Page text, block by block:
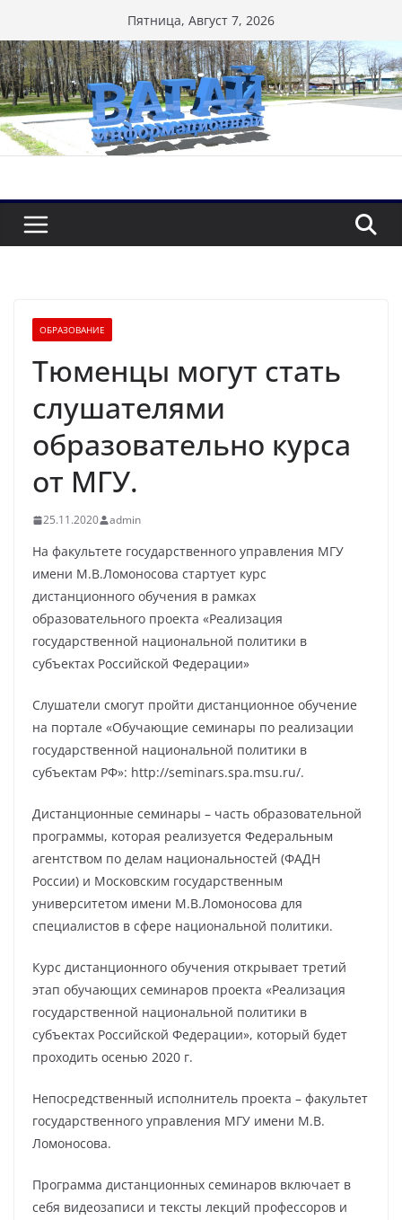
к
содержимому
Пятница, Август 7, 2026
ОБРАЗОВАНИЕ
Тюменцы могут стать
слушателями
образовательно курса
от МГУ.
25.11.2020 admin
На факультете государственного управления МГУ
имени М.В.Ломоносова стартует курс
дистанционного обучения в рамках
образовательного проекта «Реализация
государственной национальной политики в
субъектах Российской Федерации»
Слушатели смогут пройти дистанционное обучение
на портале «Обучающие семинары по реализации
государственной национальной политики в
субъектам РФ»: http://seminars.spa.msu.ru/.
Дистанционные семинары – часть образовательной
программы, которая реализуется Федеральным
агентством по делам национальностей (ФАДН
России) и Московским государственным
университетом имени М.В.Ломоносова для
специалистов в сфере национальной политики.
Курс дистанционного обучения открывает третий
этап обучающих семинаров проекта «Реализация
государственной национальной политики в
субъектах Российской Федерации», который будет
проходить осенью 2020 г.
Непосредственный исполнитель проекта – факультет
государственного управления МГУ имени М.В.
Ломоносова.
Программа дистанционных семинаров включает в
себя видеозаписи и тексты лекций профессоров и